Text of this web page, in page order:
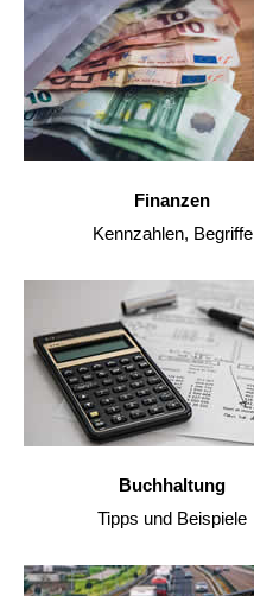
Finanzen
Kennzahlen, Begriffe
Buchhaltung
Tipps und Beispiele